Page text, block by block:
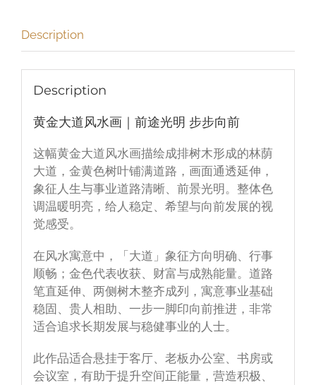
途
光
明
步
向
quantity
Description
Description
黄金大道风水画｜前途光明 步步向前
这幅黄金大道风水画描绘成排树木形成的林荫
大道，金黄色树叶铺满道路，画面通透延伸，
象征人生与事业道路清晰、前景光明。整体色
调温暖明亮，给人稳定、希望与向前发展的视
觉感受。
在风水寓意中，「大道」象征方向明确、行事
顺畅；金色代表收获、财富与成熟能量。道路
笔直延伸、两侧树木整齐成列，寓意事业基础
稳固、贵人相助、一步一脚印向前推进，非常
适合追求长期发展与稳健事业的人士。
此作品适合悬挂于客厅、老板办公室、书房或
会议室，有助于提升空间正能量，营造积极、